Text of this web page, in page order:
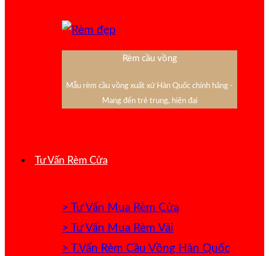
Rèm cầu vồng
Mẫu rèm cầu vồng xuất xứ Hàn Quốc chính hãng -
Mang đến trẻ trung, hiện đại
Tư Vấn Rèm Cửa
> Tư Vấn Mua Rèm Cửa
> Tư Vấn Mua Rèm Vải
> T.Vấn Rèm Cầu Vồng Hàn Quốc